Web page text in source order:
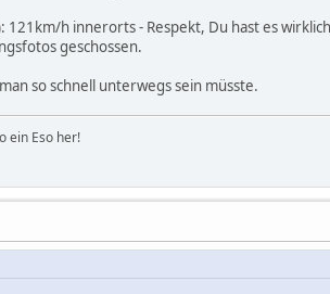
h innerorts - Respekt, Du hast es
geschossen.
so schnell unterwegs sein müsste.
ein Eso her!